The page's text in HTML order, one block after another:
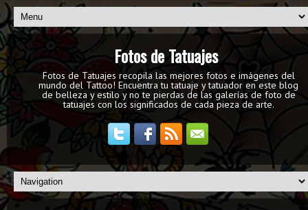
Fotos de Tatuajes
Fotos de Tatuajes recopila las mejores fotos e imágenes del
mundo del Tattoo! Encuentra tu tatuaje y tatuador en este blog
de belleza y estilo y no te pierdas de las galerías de foto de
tatuajes con los significados de cada pieza de arte.